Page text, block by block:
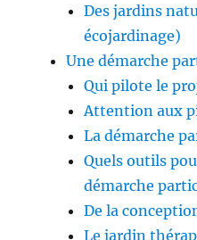
Des jardins
écojardinage)
Une démarche
Qui pilote le
Attention aux
La démarche
Quels outils
démarche
De la
Le jardin